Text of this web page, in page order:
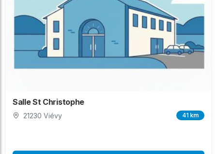
Salle St Christophe
21230 Viévy 41 km